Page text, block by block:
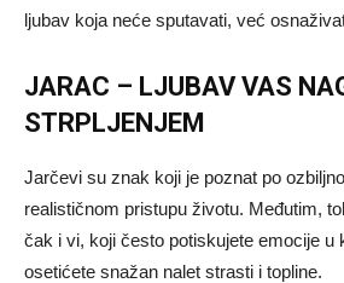
ljubav koja neće sputavati, već
JARAC – LJUBAV VAS
STRPLJENJEM
Jarčevi su znak koji je poznat po
realističnom pristupu životu. Međutim,
čak i vi, koji često potiskujete emocije u
osetićete snažan nalet strasti i topline.